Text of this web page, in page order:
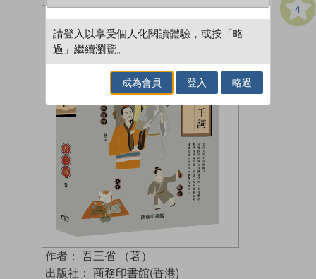
4
作者： 吾三省 （著）
出版社： 商務印書館(香港)
請登入以享受個人化閱讀體驗，或按「略
過」繼續瀏覽。
成為會員 登入 略過